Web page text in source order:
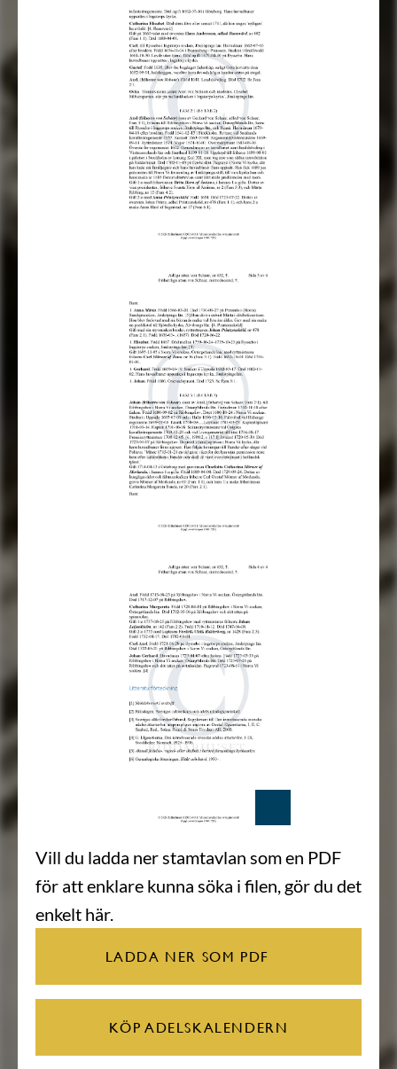
Vill du ladda ner stamtavlan som en PDF
för att enklare kunna söka i filen, gör du det
enkelt här.
LADDA NER SOM PDF
KÖP ADELSKALENDERN